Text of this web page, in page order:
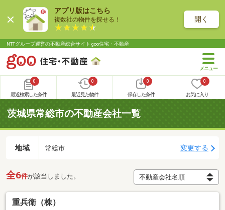
アプリ版はこちら
複数社の物件を探せる！ 開く
NTTグループ運営の不動産総合サイト goo住宅・不動産
0
最近検索した条件
0
最近見た物件
0
保存した条件
0
お気に入り
茨城県常総市の不動産会社一覧
地域 常総市 変更する
全6件が該当しました。
重兵衛（株）